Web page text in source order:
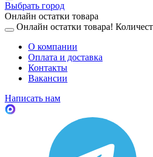
Выбрать город
Онлайн остатки товара
Онлайн остатки товара!
О компании
Оплата и доставка
Контакты
Вакансии
Написать нам